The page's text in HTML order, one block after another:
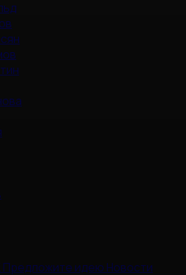
Предложите идею Новости